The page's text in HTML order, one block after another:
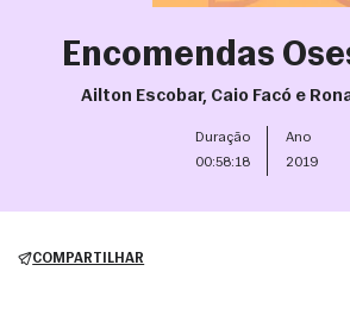
Encomendas
Ailton Escobar, Caio Facó e
Duração
00:58:18
Ano
2019
COMPARTILHAR